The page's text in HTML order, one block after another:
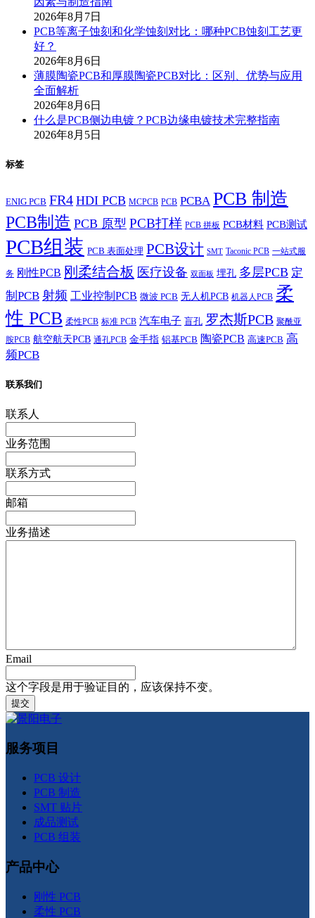
2026年8月7日
PCB等离子蚀刻和化学蚀刻对比：哪种PCB蚀刻工艺更
好？
2026年8月6日
薄膜陶瓷PCB和厚膜陶瓷PCB对比：区别、优势与应用
全面解析
2026年8月6日
什么是PCB侧边电镀？PCB边缘电镀技术完整指南
2026年8月5日
标签
ENIG PCB FR4 HDI PCB MCPCB PCB PCBA PCB 制造
PCB制造 PCB 原型 PCB打样 PCB 拼板 PCB材料 PCB测试
PCB组装 PCB 表面处理 PCB设计 SMT Taconic PCB 一站式服
务 刚性PCB 刚柔结合板 医疗设备 双面板 埋孔 多层PCB 定
制PCB 射频 工业控制PCB 微波 PCB 无人机PCB 机器人PCB 柔
性 PCB 柔性PCB 标准 PCB 汽车电子 盲孔 罗杰斯PCB 聚酰亚
胺PCB 航空航天PCB 通孔PCB 金手指 铝基PCB 陶瓷PCB 高速PCB 高
频PCB
联系我们
联系人
业务范围
联系方式
邮箱
业务描述
Email
这个字段是用于验证目的，应该保持不变。
服务项目
PCB 设计
PCB 制造
SMT 贴片
成品测试
PCB 组装
产品中心
刚性 PCB
柔性 PCB